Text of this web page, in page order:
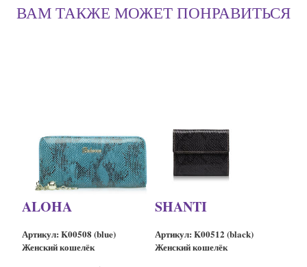
ВАМ ТАКЖЕ МОЖЕТ ПОНРАВИТЬСЯ
ALOHA
Артикул: K00508 (blue)
Женский кошелёк
SHANTI
Артикул: K00512 (black)
Женский кошелёк